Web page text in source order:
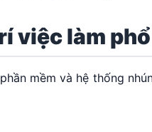
việc làm
mềm và hệ thống